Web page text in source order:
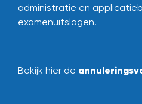
administratie en
examenuitslagen.
Bekijk hier de